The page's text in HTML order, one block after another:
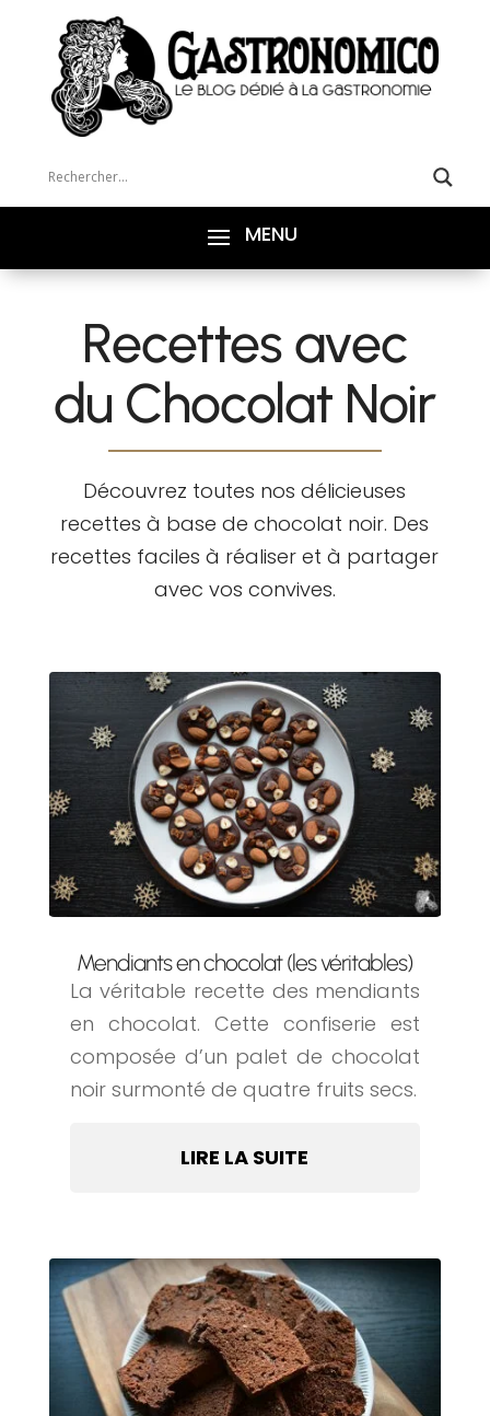
Recettes avec
du Chocolat Noir
Découvrez toutes nos délicieuses
recettes à base de chocolat noir. Des
recettes faciles à réaliser et à partager
avec vos convives.
Mendiants en chocolat (les véritables)
La véritable recette des mendiants
en chocolat. Cette confiserie est
composée d’un palet de chocolat
noir surmonté de quatre fruits secs.
LIRE LA SUITE